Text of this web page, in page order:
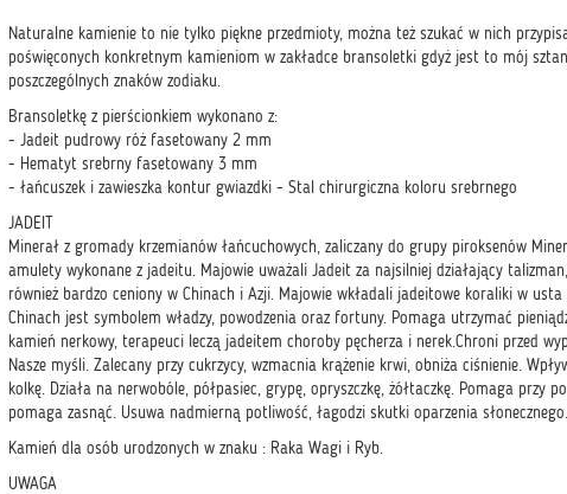
Naturalne kamienie to nie tylko piękne przedmioty, można też szukać w nich
poświęconych konkretnym kamieniom w zakładce bransoletki gdyż jest to mój
poszczególnych znaków zodiaku.
Bransoletkę z pierścionkiem wykonano z:
- Jadeit pudrowy róż fasetowany 2 mm
- Hematyt srebrny fasetowany 3 mm
- łańcuszek i zawieszka kontur gwiazdki - Stal chirurgiczna koloru srebrnego
JADEIT
Minerał z gromady krzemianów łańcuchowych, zaliczany do grupy piroksenów
amulety wykonane z jadeitu. Majowie uważali Jadeit za najsilniej działający
również bardzo ceniony w Chinach i Azji. Majowie wkładali jadeitowe koraliki w
Chinach jest symbolem władzy, powodzenia oraz fortuny. Pomaga utrzymać
kamień nerkowy, terapeuci leczą jadeitem choroby pęcherza i nerek.Chroni przed
Nasze myśli. Zalecany przy cukrzycy, wzmacnia krążenie krwi, obniża ciśnienie.
kolkę. Działa na nerwobóle, półpasiec, grypę, opryszczkę, żółtaczkę. Pomaga
pomaga zasnąć. Usuwa nadmierną potliwość, łagodzi skutki oparzenia
Kamień dla osób urodzonych w znaku : Raka Wagi i Ryb.
UWAGA